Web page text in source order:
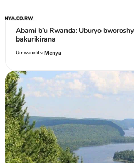
Abami b’u Rwanda: Uburyo
bakurikirana
Umwanditsi:Menya